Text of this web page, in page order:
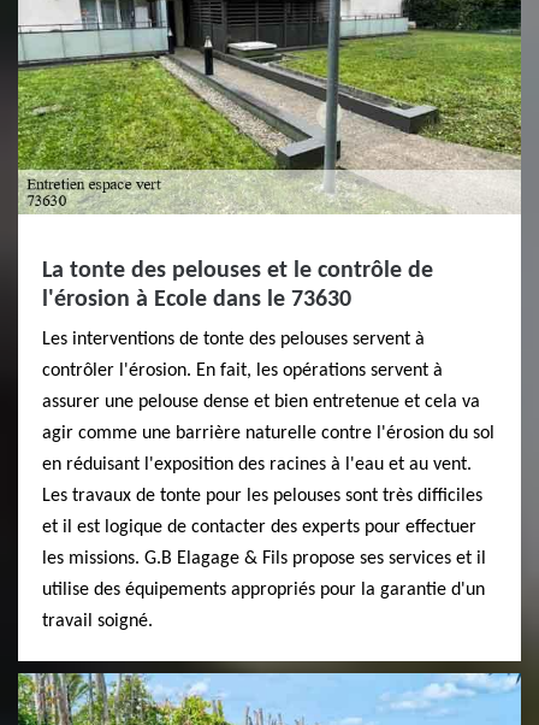
La tonte des pelouses et le contrôle de
l'érosion à Ecole dans le 73630
Les interventions de tonte des pelouses servent à
contrôler l'érosion. En fait, les opérations servent à
assurer une pelouse dense et bien entretenue et cela va
agir comme une barrière naturelle contre l'érosion du sol
en réduisant l'exposition des racines à l'eau et au vent.
Les travaux de tonte pour les pelouses sont très difficiles
et il est logique de contacter des experts pour effectuer
les missions. G.B Elagage & Fils propose ses services et il
utilise des équipements appropriés pour la garantie d'un
travail soigné.